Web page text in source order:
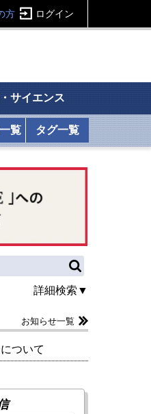
方 ログイン
サイエンス
覧 タグ一覧
詳細検索▼
お知らせ一覧
ついて